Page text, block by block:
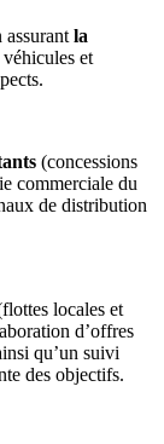
assurant la
et
(concessions
commerciale du
de distribution
locales et
d’offres
qu’un suivi
des objectifs.